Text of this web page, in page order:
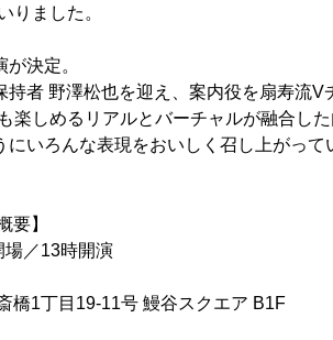
りました。
決定。
者 野澤松也を迎え、案内役を扇寿流V
楽しめるリアルとバーチャルが融合した
いろんな表現をおいしく召し上がって
要】
／13時開演
丁目19-11号 鰻谷スクエア B1F